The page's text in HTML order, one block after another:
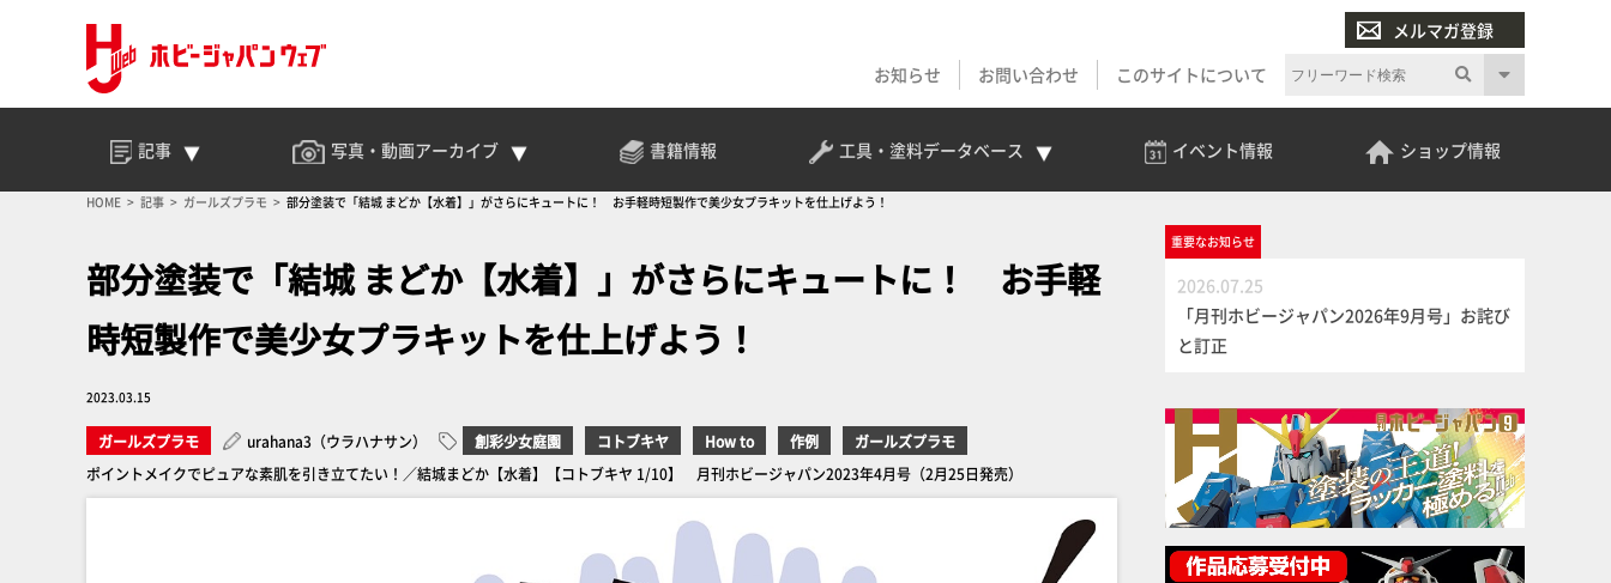
メルマガ登録
お知らせ
お問い合わせ このサイトについて
記事 写真・動画アーカイブ 書籍情報 工具・塗料データベース イベント情報 ショップ情報
HOME 記事 ガールズプラモ 部分塗装で「結城 まどか【水着】」がさらにキュートに！ お手軽時短製作で美少女プラキットを仕上げよう！
部分塗装で「結城 まどか【水着】」がさらにキュートに！ お手軽
時短製作で美少女プラキットを仕上げよう！
2023.03.15
ガールズプラモ urahana3（ウラハナサン） 創彩少女庭園 コトブキヤ How to 作例
ガールズプラモ
ポイントメイクでピュアな素肌を引き立てたい！／結城まどか【水着】【コトブキヤ 1/10】 月刊ホビージャパン2023年4月号（2月25日発売）
重要なお知らせ
2026.07.25
「月刊ホビージャパン2026年9月号」お詫び
と訂正